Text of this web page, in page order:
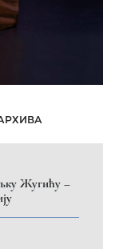
Жугићу –